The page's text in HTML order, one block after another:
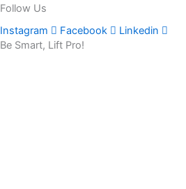
Follow Us
Instagram
Facebook
Linkedin
Be Smart, Lift Pro!